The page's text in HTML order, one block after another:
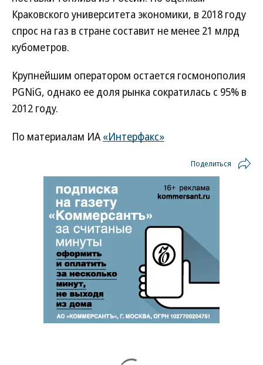
Краковского университета экономики, в 2018 году
спрос на газ в стране составит не менее 21 млрд
кубометров.
Крупнейшим оператором остается госмонополия
PGNiG, однако ее доля рынка сократилась с 95% в
2012 году.
По материалам ИА «Интерфакс»
Поделиться